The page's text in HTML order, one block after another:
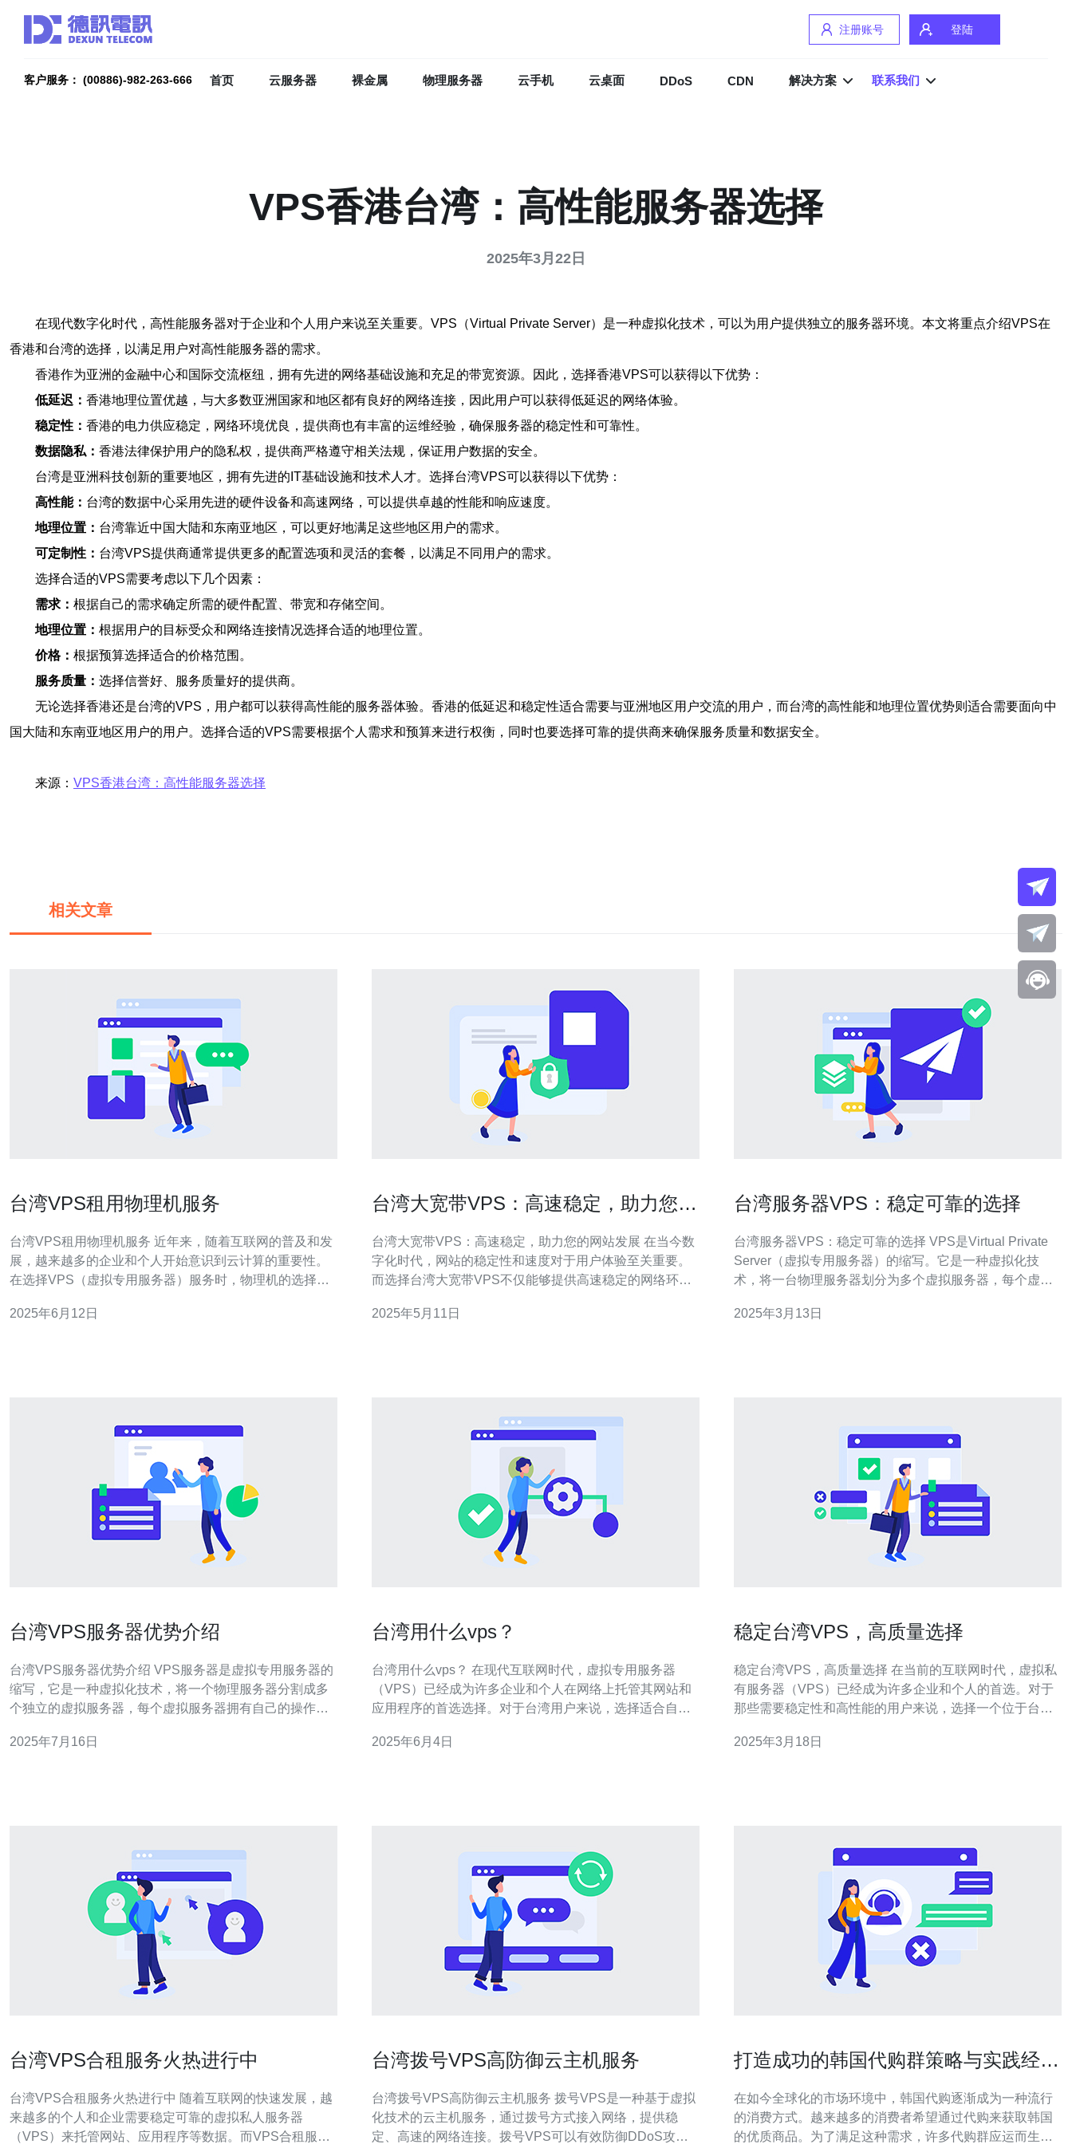
注册账号 登陆
客户服务： (00886)-982-263-666 首页 云服务器 裸金属 物理服务器 云手机 云桌面 DDoS CDN 解决方案 联系我们
VPS香港台湾：高性能服务器选择
2025年3月22日
在现代数字化时代，高性能服务器对于企业和个人用户来说至关重要。VPS（Virtual Private Server）是一种虚拟化技术，可以为用户提供独立的服务器环境。本文将重点介绍VPS在
香港和台湾的选择，以满足用户对高性能服务器的需求。
香港作为亚洲的金融中心和国际交流枢纽，拥有先进的网络基础设施和充足的带宽资源。因此，选择香港VPS可以获得以下优势：
低延迟： 香港地理位置优越，与大多数亚洲国家和地区都有良好的网络连接，因此用户可以获得低延迟的网络体验。
稳定性： 香港的电力供应稳定，网络环境优良，提供商也有丰富的运维经验，确保服务器的稳定性和可靠性。
数据隐私： 香港法律保护用户的隐私权，提供商严格遵守相关法规，保证用户数据的安全。
台湾是亚洲科技创新的重要地区，拥有先进的IT基础设施和技术人才。选择台湾VPS可以获得以下优势：
高性能： 台湾的数据中心采用先进的硬件设备和高速网络，可以提供卓越的性能和响应速度。
地理位置： 台湾靠近中国大陆和东南亚地区，可以更好地满足这些地区用户的需求。
可定制性： 台湾VPS提供商通常提供更多的配置选项和灵活的套餐，以满足不同用户的需求。
选择合适的VPS需要考虑以下几个因素：
需求： 根据自己的需求确定所需的硬件配置、带宽和存储空间。
地理位置： 根据用户的目标受众和网络连接情况选择合适的地理位置。
价格： 根据预算选择适合的价格范围。
服务质量： 选择信誉好、服务质量好的提供商。
无论选择香港还是台湾的VPS，用户都可以获得高性能的服务器体验。香港的低延迟和稳定性适合需要与亚洲地区用户交流的用户，而台湾的高性能和地理位置优势则适合需要面向中
国大陆和东南亚地区用户的用户。选择合适的VPS需要根据个人需求和预算来进行权衡，同时也要选择可靠的提供商来确保服务质量和数据安全。
来源： VPS香港台湾：高性能服务器选择
相关文章
台湾VPS租用物理机服务
台湾VPS租用物理机服务 近年来，随着互联网的普及和发
展，越来越多的企业和个人开始意识到云计算的重要性。
在选择VPS（虚拟专用服务器）服务时，物理机的选择也
机服务的相关内容。 VPS是一种基于虚拟化技术的虚拟专
2025年6月12日
台湾大宽带VPS：高速稳定，助力您的
台湾大宽带VPS：高速稳定，助力您的网站发展 在当今数
字化时代，网站的稳定性和速度对于用户体验至关重要。
而选择台湾大宽带VPS不仅能够提供高速稳定的网络环
达，提供了良好的网络环境，尤其是在大宽带VPS方面更
2025年5月11日
台湾服务器VPS：稳定可靠的选择
台湾服务器VPS：稳定可靠的选择 VPS是Virtual Private
Server（虚拟专用服务器）的缩写。它是一种虚拟化技
术，将一台物理服务器划分为多个虚拟服务器，每个虚拟
立服务器相似的性能和灵活性，但价格更为实惠。 选择台
2025年3月13日
台湾VPS服务器优势介绍
台湾VPS服务器优势介绍 VPS服务器是虚拟专用服务器的
缩写，它是一种虚拟化技术，将一个物理服务器分割成多
个独立的虚拟服务器，每个虚拟服务器拥有自己的操作系
地区有着独特的优势，包括以下几点： 2.1 网络连接速度
2025年7月16日
台湾用什么vps？
台湾用什么vps？ 在现代互联网时代，虚拟专用服务器
（VPS）已经成为许多企业和个人在网络上托管其网站和
应用程序的首选选择。对于台湾用户来说，选择适合自己
VPS提供商，帮助您确定最适合您的VPS。 在选择VPS提
2025年6月4日
稳定台湾VPS，高质量选择
稳定台湾VPS，高质量选择 在当前的互联网时代，虚拟私
有服务器（VPS）已经成为许多企业和个人的首选。对于
那些需要稳定性和高性能的用户来说，选择一个位于台湾
原因之一。台湾作为一个高度发达的地区，其网络基础设
2025年3月18日
台湾VPS合租服务火热进行中
台湾VPS合租服务火热进行中 随着互联网的快速发展，越
来越多的个人和企业需要稳定可靠的虚拟私人服务器
（VPS）来托管网站、应用程序等数据。而VPS合租服务
台湾拨号VPS高防御云主机服务
台湾拨号VPS高防御云主机服务 拨号VPS是一种基于虚拟
化技术的云主机服务，通过拨号方式接入网络，提供稳
定、高速的网络连接。拨号VPS可以有效防御DDoS攻
打造成功的韩国代购群策略与实践经验
在如今全球化的市场环境中，韩国代购逐渐成为一种流行
的消费方式。越来越多的消费者希望通过代购来获取韩国
的优质商品。为了满足这种需求，许多代购群应运而生。